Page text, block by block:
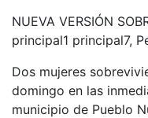
NUEVA VERSIÓN
principal1 principal7,
Dos mujeres
domingo en las
municipio de Pueblo